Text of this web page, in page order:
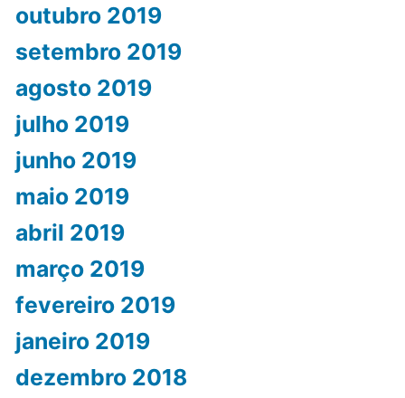
outubro 2019
setembro 2019
agosto 2019
julho 2019
junho 2019
maio 2019
abril 2019
março 2019
fevereiro 2019
janeiro 2019
dezembro 2018